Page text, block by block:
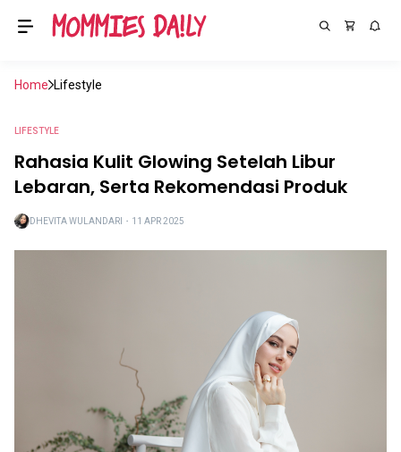
Home Lifestyle
LIFESTYLE
Rahasia Kulit Glowing Setelah Libur
Lebaran, Serta Rekomendasi Produk
DHEVITA WULANDARI ・ 11 APR 2025